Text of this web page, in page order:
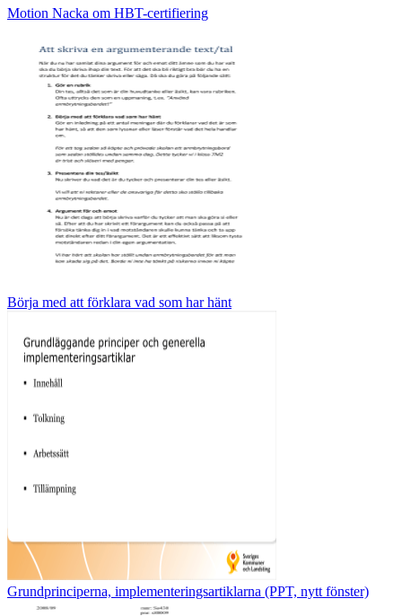
Motion Nacka om HBT-certifiering
Börja med att förklara vad som har hänt
Grundprinciperna, implementeringsartiklarna (PPT, nytt fönster)